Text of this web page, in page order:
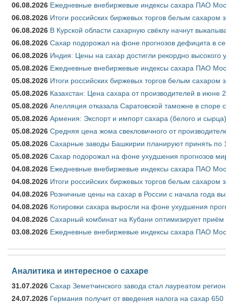
06.08.2026 Ежедневные внебиржевые индексы сахара ПАО
06.08.2026 Итоги российских биржевых торгов белым сахаром
06.08.2026 В Курской области сахарную свёклу начнут
06.08.2026 Сахар подорожал на фоне прогнозов дефицита в
06.08.2026 Индия: Цены на сахар достигли рекордно высокого
05.08.2026 Ежедневные внебиржевые индексы сахара ПАО
05.08.2026 Итоги российских биржевых торгов белым сахаром
05.08.2026 Казахстан: Цена сахара от производителей в июне
05.08.2026 Апелляция отказала Саратовской таможне в
05.08.2026 Армения: Экспорт и импорт сахара (белого и
05.08.2026 Средняя цена жома свекловичного от
05.08.2026 Сахарные заводы Башкирии планируют принять по
05.08.2026 Сахар подорожал на фоне ухудшения прогнозов
04.08.2026 Ежедневные внебиржевые индексы сахара ПАО
04.08.2026 Итоги российских биржевых торгов белым сахаром
04.08.2026 Розничные цены на сахар в России с начала года
04.08.2026 Котировки сахара выросли на фоне ухудшения
04.08.2026 Сахарный комбинат на Кубани оптимизирует приём
03.08.2026 Ежедневные внебиржевые индексы сахара ПАО
Аналитика и интересное о сахаре
31.07.2026 Сахар Земетчинского завода стал лауреатом
24.07.2026 Германия получит от введения налога на сахар